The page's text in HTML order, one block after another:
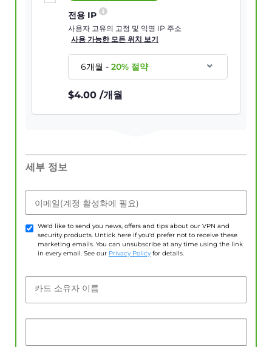
전용 IP
사용자 고유의 고정 및 익명 IP 주소
사용 가능한 모든 위치 보기
6개월-20% 절약
$4.00 /개월
세부 정보
이메일(계정 활성화에 필요)
We'd like to send you news, offers and tips about our VPN and
security products. Untick here if you'd prefer not to receive these
marketing emails. You can unsubscribe at any time using the link
in every email. See our Privacy Policy for details.
카드 소유자 이름